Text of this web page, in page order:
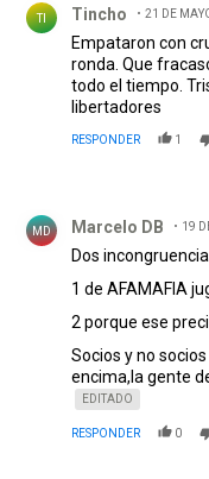
TI Tincho 21 DE
Empataron con
ronda. Que
todo el tiempo.
libertadores
RESPONDER 1
MD Marcelo DB 19
Dos
1 de AFAMAFIA
2 porque ese
Socios y no
encima,la gente
EDITADO
RESPONDER 0